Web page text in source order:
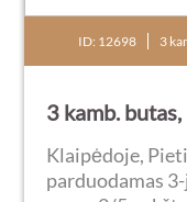
ID: 12698 3
3 kamb.
Klaipėdoje,
parduodamas